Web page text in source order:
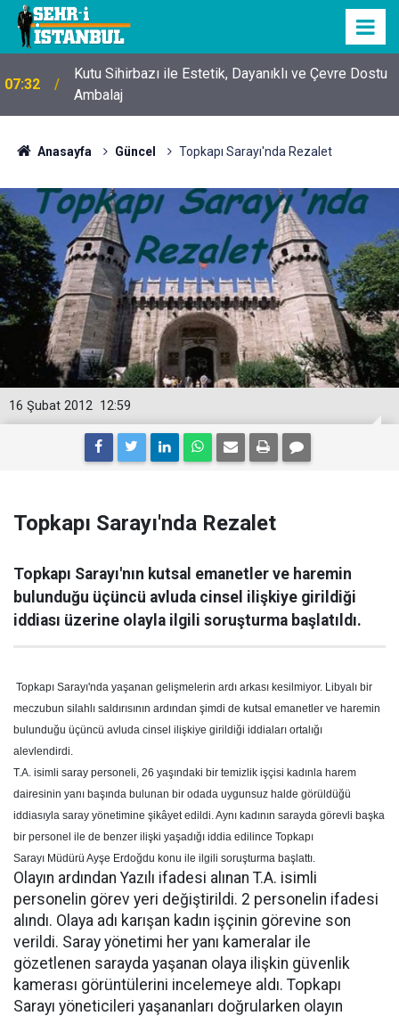
07:32
Kutu Sihirbazı ile Estetik, Dayanıklı ve Çevre Dostu
Ambalaj
Anasayfa Güncel Topkapı Sarayı'nda Rezalet
12:59
16 Şubat 2012
Topkapı Sarayı'nda Rezalet
Topkapı Sarayı'nın kutsal emanetler ve haremin
bulunduğu üçüncü avluda cinsel ilişkiye girildiği
iddiası üzerine olayla ilgili soruşturma başlatıldı.
Topkapı Sarayı'nda yaşanan gelişmelerin ardı arkası kesilmiyor. Libyalı bir
meczubun silahlı saldırısının ardından şimdi de kutsal emanetler ve haremin
bulunduğu üçüncü avluda cinsel ilişkiye girildiği iddiaları ortalığı
alevlendirdi.
T.A. isimli saray personeli, 26 yaşındaki bir temizlik işçisi kadınla harem
dairesinin yanı başında bulunan bir odada uygunsuz halde görüldüğü
iddiasıyla saray yönetimine şikâyet edildi. Aynı kadının sarayda görevli başka
bir personel ile de benzer ilişki yaşadığı iddia edilince Topkapı
Sarayı Müdürü Ayşe Erdoğdu konu ile ilgili soruşturma başlattı.
Olayın ardından Yazılı ifadesi alınan T.A. isimli
personelin görev yeri değiştirildi. 2 personelin ifadesi
alındı. Olaya adı karışan kadın işçinin görevine son
verildi. Saray yönetimi her yanı kameralar ile
gözetlenen sarayda yaşanan olaya ilişkin güvenlik
kamerası görüntülerini incelemeye aldı. Topkapı
Sarayı yöneticileri yaşananları doğrularken olayın